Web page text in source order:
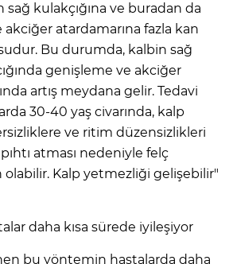
kulakçığına ve buradan da
akciğer atardamarına fazla kan
Bu durumda, kalbin sağ
genişleme ve akciğer
artış meydana gelir. Tedavi
30-40 yaş civarında, kalp
ve ritim düzensizlikleri
atması nedeniyle felç
Kalp yetmezliği gelişebilir"
daha kısa sürede iyileşiyor
bu yöntemin hastalarda daha